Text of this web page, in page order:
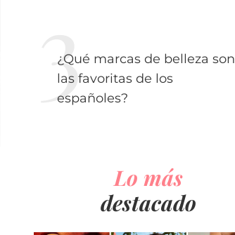
¿Qué marcas de belleza son
las favoritas de los
españoles?
Lo más
destacado